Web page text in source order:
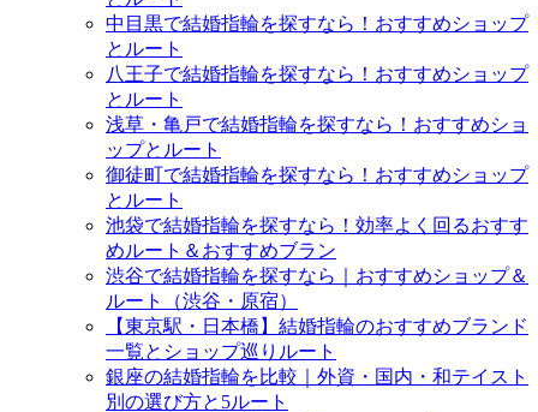
中目黒で結婚指輪を探すなら！おすすめショップ
とルート
八王子で結婚指輪を探すなら！おすすめショップ
とルート
浅草・亀戸で結婚指輪を探すなら！おすすめショ
ップとルート
御徒町で結婚指輪を探すなら！おすすめショップ
とルート
池袋で結婚指輪を探すなら！効率よく回るおすす
めルート＆おすすめブラン
渋谷で結婚指輪を探すなら｜おすすめショップ＆
ルート（渋谷・原宿）
【東京駅・日本橋】結婚指輪のおすすめブランド
一覧とショップ巡りルート
銀座の結婚指輪を比較｜外資・国内・和テイスト
別の選び方と5ルート